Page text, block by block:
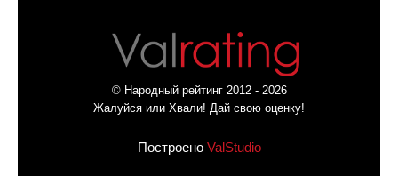
© Народный рейтинг 2012 - 2026
Жалуйся или Хвали! Дай свою оценку!
Построено ValStudio